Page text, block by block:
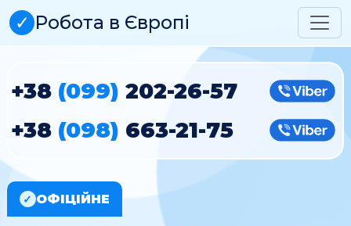
✓ Робота в Європі
+38 (099) 202-26-57
+38 (098) 663-21-75
✓ ОФІЦІЙНЕ